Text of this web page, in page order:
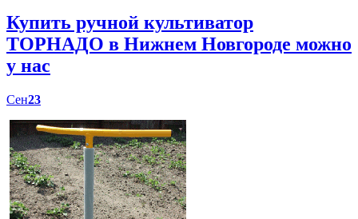
Купить ручной культиватор
ТОРНАДО в Нижнем Новгороде можно
у нас
Сен23